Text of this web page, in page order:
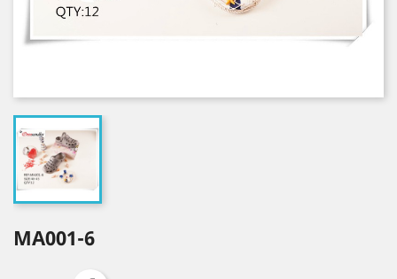
MA001-6